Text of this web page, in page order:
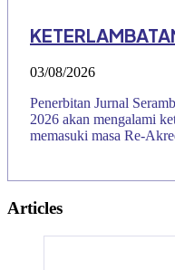
03/08/2026
Penerbitan Jurnal
2026 akan mengalami
memasuki masa Re-
Articles